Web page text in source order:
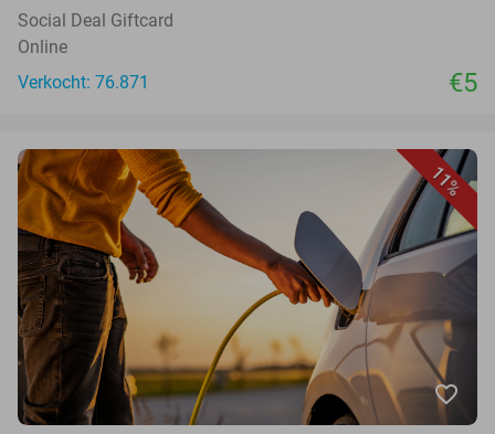
Social Deal Giftcard
Online
Verkocht: 76.871
€5
11%
favorite_border